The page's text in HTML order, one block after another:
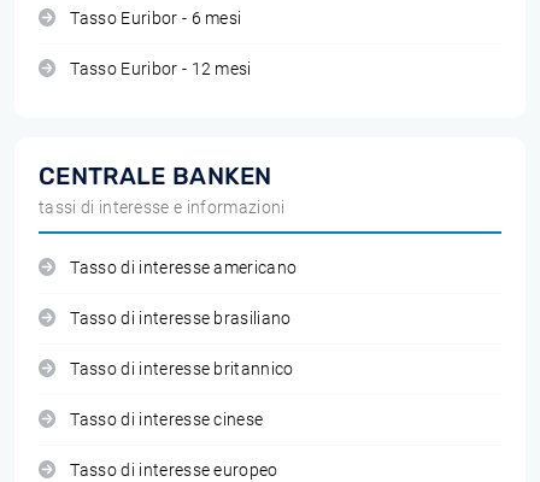
Tasso Euribor - 6 mesi
Tasso Euribor - 12 mesi
CENTRALE BANKEN
tassi di interesse e informazioni
Tasso di interesse americano
Tasso di interesse brasiliano
Tasso di interesse britannico
Tasso di interesse cinese
Tasso di interesse europeo